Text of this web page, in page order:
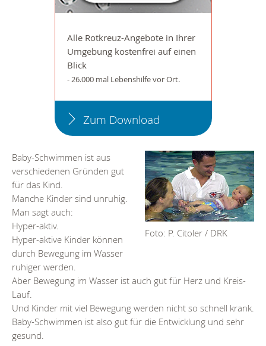
Alle Rotkreuz-Angebote in Ihrer
Umgebung kostenfrei auf einen
Blick
- 26.000 mal Lebenshilfe vor Ort.
Zum Download
Foto: P. Citoler / DRK
Baby-Schwimmen ist aus
verschiedenen Gründen gut
für das Kind.
Manche Kinder sind unruhig.
Man sagt auch:
Hyper-aktiv.
Hyper-aktive Kinder können
durch Bewegung im Wasser
ruhiger werden.
Aber Bewegung im Wasser ist auch gut für Herz und Kreis-
Lauf.
Und Kinder mit viel Bewegung werden nicht so schnell krank.
Baby-Schwimmen ist also gut für die Entwicklung und sehr
gesund.